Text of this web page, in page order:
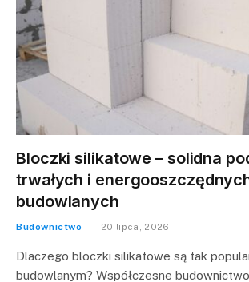
Bloczki silikatowe – solidna
trwałych i
budowlanych
Budownictwo 20 lipca, 2026
Dlaczego bloczki silikatowe są tak
budowlanym? Współczesne